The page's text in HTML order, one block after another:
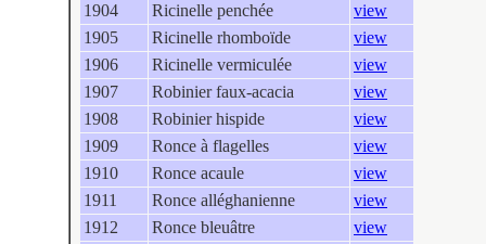
1904
Ricinelle penchée
view
1905
Ricinelle rhomboïde
view
1906
Ricinelle vermiculée
view
1907
Robinier faux-acacia
view
1908
Robinier hispide
view
1909
Ronce à flagelles
view
1910
Ronce acaule
view
1911
Ronce alléghanienne
view
1912
Ronce bleuâtre
view